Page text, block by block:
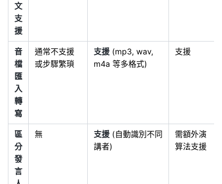
文
支
援
音
檔
匯
入
轉
寫
通常不支援
或步驟繁瑣
支援 (mp3, wav,
m4a 等多格式)
支援
區
分
發
言
無 支援 (自動識別不同
講者)
需額外演
算法支援